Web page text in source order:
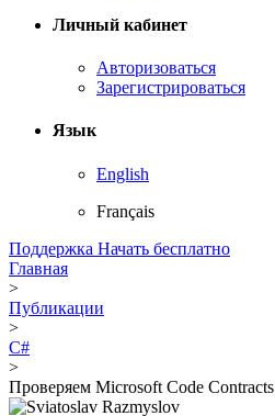
Личный кабинет
Авторизоваться
Зарегистрироваться
Язык
English
Français
Поддержка Начать бесплатно
Главная
>
Публикации
>
C#
>
Проверяем Microsoft Code Contracts